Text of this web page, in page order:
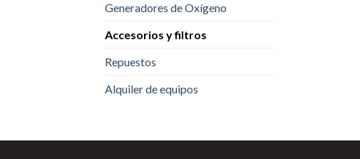
Generadores de Oxígeno
Accesorios y filtros
Repuestos
Alquiler de equipos